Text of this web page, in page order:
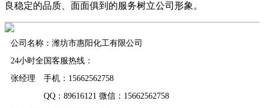
良稳定的品质、面面俱到的服务树立公司形象。
公司名称：潍坊市惠阳化工有限公司
24小时全国客服热线：
张经理 手机：15662562758
QQ：89616121 微信：15662562758